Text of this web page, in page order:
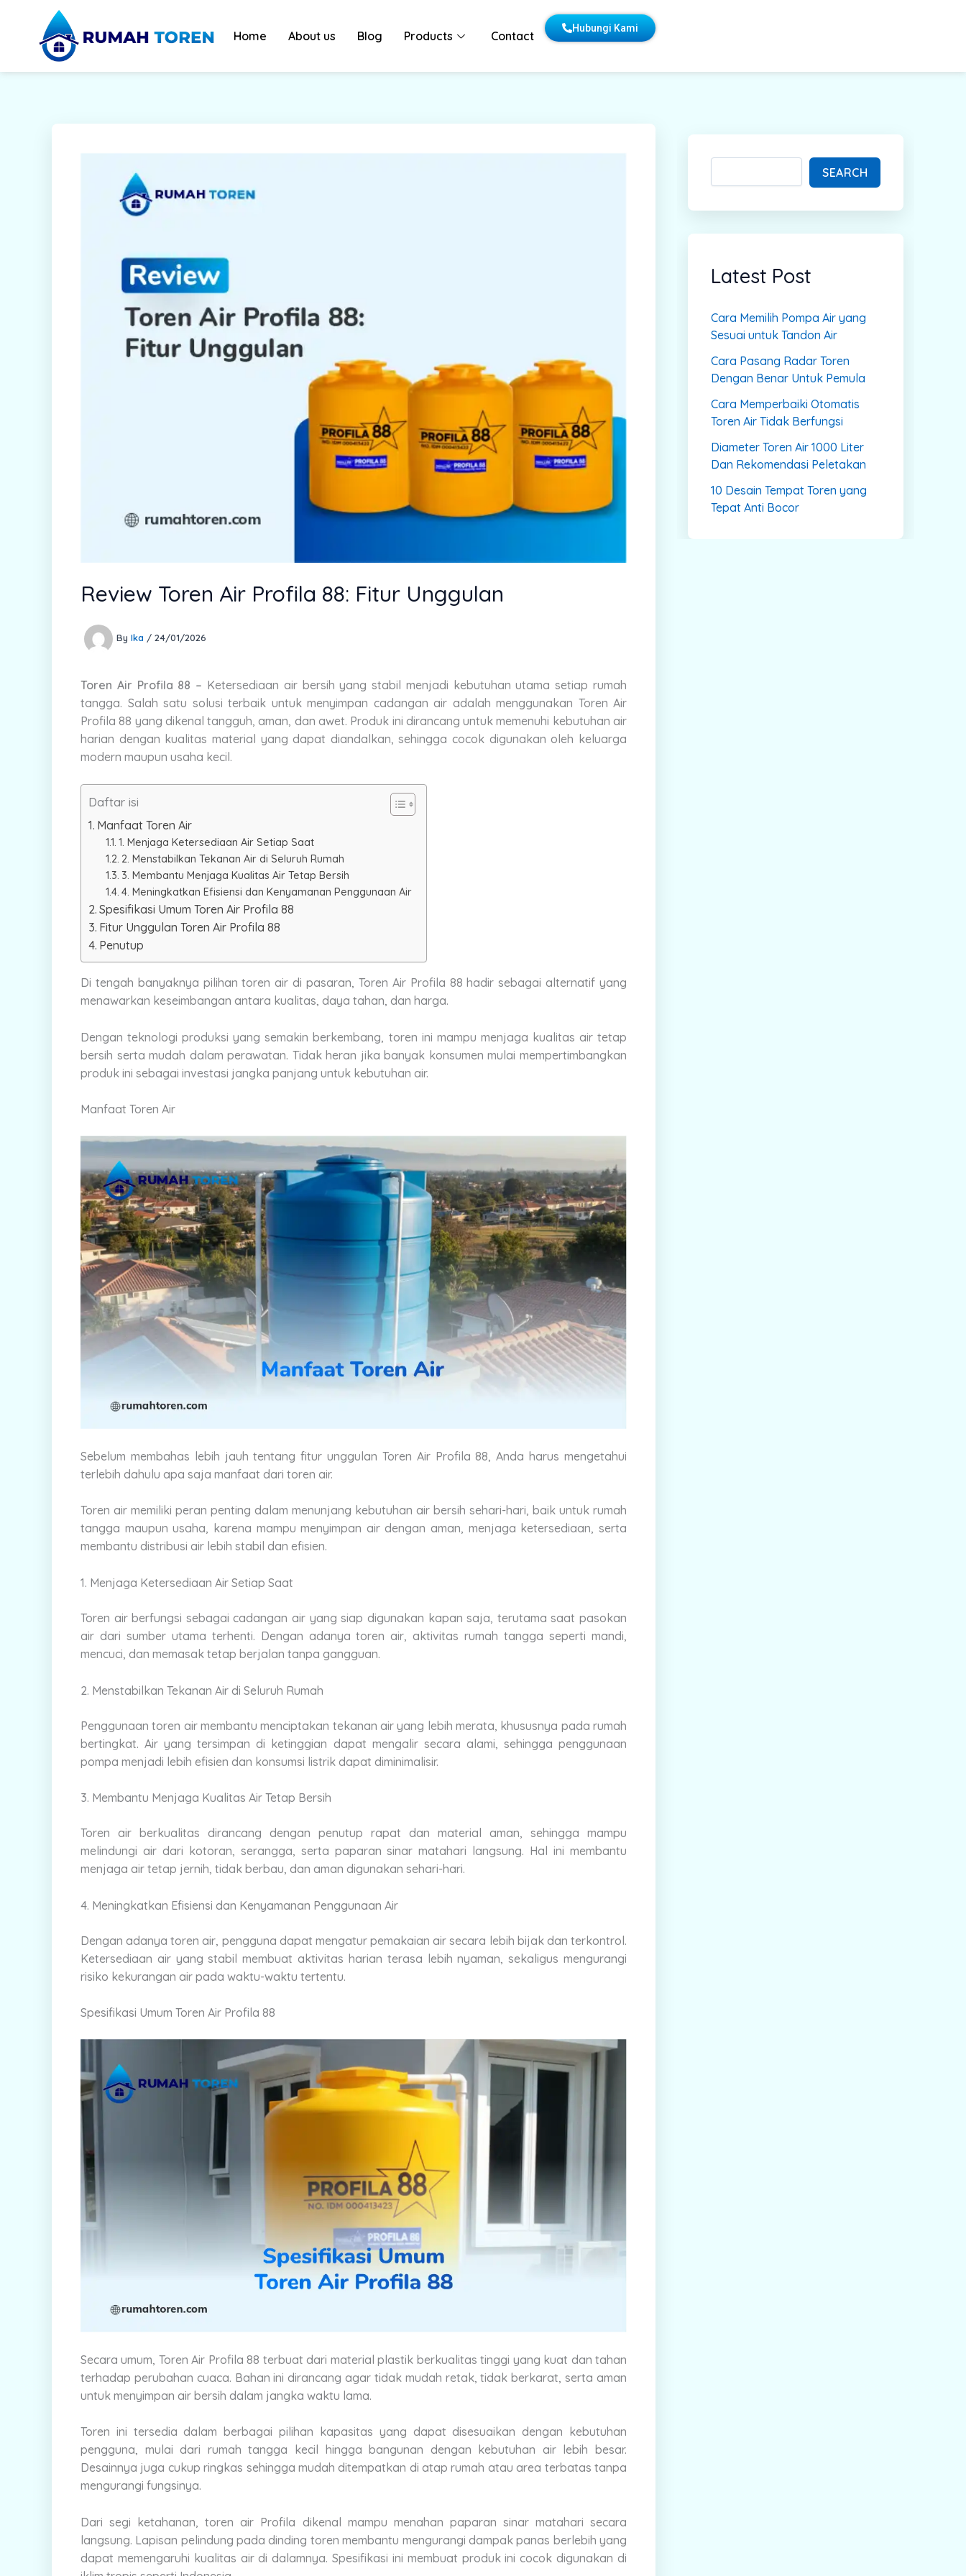
content
Home About us Blog Products Contact
Hubungi Kami
Review Toren Air Profila 88: Fitur Unggulan
By Ika / 24/01/2026
Toren Air Profila 88 – Ketersediaan air bersih yang stabil menjadi kebutuhan utama setiap rumah
tangga. Salah satu solusi terbaik untuk menyimpan cadangan air adalah menggunakan Toren Air
Profila 88 yang dikenal tangguh, aman, dan awet. Produk ini dirancang untuk memenuhi kebutuhan air
harian dengan kualitas material yang dapat diandalkan, sehingga cocok digunakan oleh keluarga
modern maupun usaha kecil.
Daftar isi
Manfaat Toren Air
1. Menjaga Ketersediaan Air Setiap Saat
2. Menstabilkan Tekanan Air di Seluruh Rumah
3. Membantu Menjaga Kualitas Air Tetap Bersih
4. Meningkatkan Efisiensi dan Kenyamanan Penggunaan Air
Spesifikasi Umum Toren Air Profila 88
Fitur Unggulan Toren Air Profila 88
Penutup
Di tengah banyaknya pilihan toren air di pasaran, Toren Air Profila 88 hadir sebagai alternatif yang
menawarkan keseimbangan antara kualitas, daya tahan, dan harga.
Dengan teknologi produksi yang semakin berkembang, toren ini mampu menjaga kualitas air tetap
bersih serta mudah dalam perawatan. Tidak heran jika banyak konsumen mulai mempertimbangkan
produk ini sebagai investasi jangka panjang untuk kebutuhan air.
Manfaat Toren Air
Sebelum membahas lebih jauh tentang fitur unggulan Toren Air Profila 88, Anda harus mengetahui
terlebih dahulu apa saja manfaat dari toren air.
Toren air memiliki peran penting dalam menunjang kebutuhan air bersih sehari-hari, baik untuk rumah
tangga maupun usaha, karena mampu menyimpan air dengan aman, menjaga ketersediaan, serta
membantu distribusi air lebih stabil dan efisien.
1. Menjaga Ketersediaan Air Setiap Saat
Toren air berfungsi sebagai cadangan air yang siap digunakan kapan saja, terutama saat pasokan
air dari sumber utama terhenti. Dengan adanya toren air, aktivitas rumah tangga seperti mandi,
mencuci, dan memasak tetap berjalan tanpa gangguan.
2. Menstabilkan Tekanan Air di Seluruh Rumah
Penggunaan toren air membantu menciptakan tekanan air yang lebih merata, khususnya pada rumah
bertingkat. Air yang tersimpan di ketinggian dapat mengalir secara alami, sehingga penggunaan
pompa menjadi lebih efisien dan konsumsi listrik dapat diminimalisir.
3. Membantu Menjaga Kualitas Air Tetap Bersih
Toren air berkualitas dirancang dengan penutup rapat dan material aman, sehingga mampu
melindungi air dari kotoran, serangga, serta paparan sinar matahari langsung. Hal ini membantu
menjaga air tetap jernih, tidak berbau, dan aman digunakan sehari-hari.
4. Meningkatkan Efisiensi dan Kenyamanan Penggunaan Air
Dengan adanya toren air, pengguna dapat mengatur pemakaian air secara lebih bijak dan terkontrol.
Ketersediaan air yang stabil membuat aktivitas harian terasa lebih nyaman, sekaligus mengurangi
risiko kekurangan air pada waktu-waktu tertentu.
Spesifikasi Umum Toren Air Profila 88
Secara umum, Toren Air Profila 88 terbuat dari material plastik berkualitas tinggi yang kuat dan tahan
terhadap perubahan cuaca. Bahan ini dirancang agar tidak mudah retak, tidak berkarat, serta aman
untuk menyimpan air bersih dalam jangka waktu lama.
Toren ini tersedia dalam berbagai pilihan kapasitas yang dapat disesuaikan dengan kebutuhan
pengguna, mulai dari rumah tangga kecil hingga bangunan dengan kebutuhan air lebih besar.
Desainnya juga cukup ringkas sehingga mudah ditempatkan di atap rumah atau area terbatas tanpa
mengurangi fungsinya.
Dari segi ketahanan, toren air Profila dikenal mampu menahan paparan sinar matahari secara
langsung. Lapisan pelindung pada dinding toren membantu mengurangi dampak panas berlebih yang
dapat memengaruhi kualitas air di dalamnya. Spesifikasi ini membuat produk ini cocok digunakan di
a
c
SEARCH
Latest Post
Cara Memilih Pompa Air yang
Sesuai untuk Tandon Air
Cara Pasang Radar Toren
Dengan Benar Untuk Pemula
Cara Memperbaiki Otomatis
Toren Air Tidak Berfungsi
Diameter Toren Air 1000 Liter
Dan Rekomendasi Peletakan
10 Desain Tempat Toren yang
Tepat Anti Bocor